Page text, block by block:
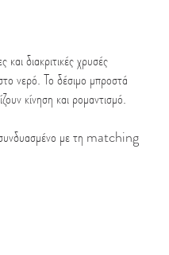
διακριτικές χρυσές
νερό. Το δέσιμο μπροστά
κίνηση και ρομαντισμό.
συνδυασμένο με τη matching